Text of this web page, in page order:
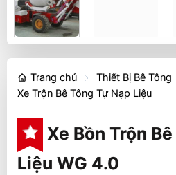
Trang chủ
Thiết Bị Bê Tông
Xe Trộn Bê Tông Tự Nạp Liệu
Xe Bồn Trộn
Liệu WG 4.0